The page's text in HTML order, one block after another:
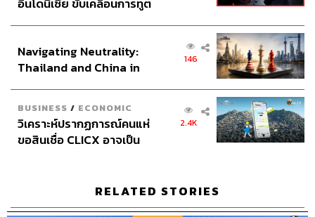
เรามีบ้านเพื่ออยู่อาศัย อาจไม่ต้องซื้อเป็นของตัวเองเสมอไป
ในวันที่เราไม่ไหว เราต้องยอมขายมันไปก่อน แล้วไปหาเช่า
อยู่ก็ไม่ใช่เรื่องเสียหาย
ในช่วงชีวิตที่กำลังจมลงเรื่อยๆ ถ้าเรายังไป
กอดของหนักอยู่ มันก็จะยิ่งทำให้ตัวเราจมลง
ไปเรื่อยๆ แต่หากเมื่อไรที่เราปล่อยไปบ้าง เราก็
อินโดนีเซีย ขับเคลื่อนการทูต
อินโดนีเซีย
Navigating Neutrality:
Thailand and China in
146
BUSINESS / ECONOMIC
วิเคราะห์ปรากฏการณ์คนแห่
ขอสินเชื่อ CLICX อาจเป็น
2.4K
RELATED STORIES